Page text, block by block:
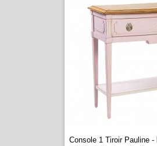
Console 1 Tiroir Pauline -